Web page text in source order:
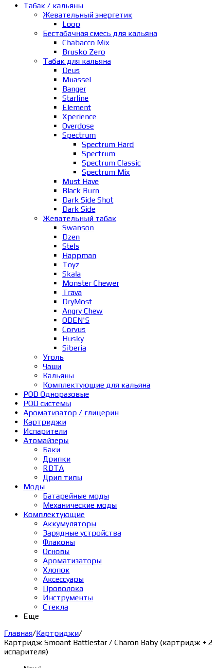
Табак / кальяны
Жевательный энергетик
Loop
Бестабачная смесь для кальяна
Chabacco Mix
Brusko Zero
Табак для кальяна
Deus
Muassel
Banger
Starline
Element
Xperience
Overdose
Spectrum
Spectrum Hard
Spectrum
Spectrum Classic
Spectrum Mix
Must Have
Black Burn
Dark Side Shot
Dark Side
Жевательный табак
Swanson
Dzen
Stels
Happman
Toyz
Skala
Monster Chewer
Trava
DryMost
Angry Chew
ODEN'S
Corvus
Husky
Siberia
Уголь
Чаши
Кальяны
Комплектующие для кальяна
POD Одноразовые
POD системы
Ароматизатор / глицерин
Картриджи
Испарители
Атомайзеры
Баки
Дрипки
RDTA
Дрип типы
Моды
Батарейные моды
Механические моды
Комплектующие
Аккумуляторы
Зарядные устройства
Флаконы
Основы
Ароматизаторы
Хлопок
Аксессуары
Проволока
Инструменты
Стекла
Еще
Главная/Картриджи/
Картридж Smoant Battlestar / Charon Baby (картридж + 2
испарителя)